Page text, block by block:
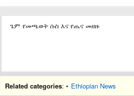
ጌም የመጫወት ሱስ እና የጤና መዘዙ
Related categories: • Ethiopian News